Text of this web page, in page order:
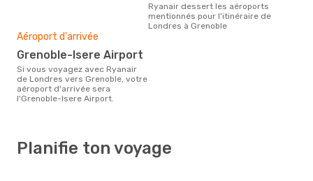
Ryanair dessert les aéroports
mentionnés pour l'itinéraire de
Londres à Grenoble
Aéroport d'arrivée
Grenoble-Isere Airport
Si vous voyagez avec Ryanair
de Londres vers Grenoble, votre
aéroport d'arrivée sera
l'Grenoble-Isere Airport.
Planifie ton voyage